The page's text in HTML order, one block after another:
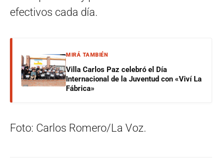
efectivos cada día.
MIRÁ TAMBIÉN
Villa Carlos Paz celebró el Día
Internacional de la Juventud con «Viví La
Fábrica»
Foto: Carlos Romero/La Voz.